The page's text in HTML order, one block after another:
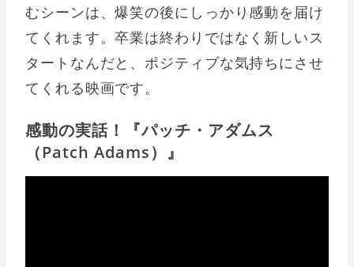
むシーンは、爆笑の後にしっかり感動を届け
てくれます。卒業は終わりではなく新しいス
タートなんだと、ポジティブな気持ちにさせ
てくれる映画です。
感動の実話！『パッチ・アダムス
（Patch Adams）』